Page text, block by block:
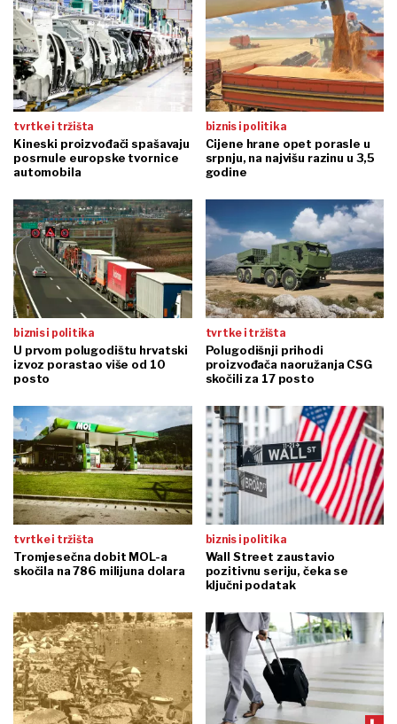
tvrtke i tržišta
Kineski proizvođači spašavaju
posrnule europske tvornice
automobila
biznis i politika
Cijene hrane opet porasle u
srpnju, na najvišu razinu u 3,5
godine
biznis i politika
U prvom polugodištu hrvatski
izvoz porastao više od 10
posto
tvrtke i tržišta
Polugodišnji prihodi
proizvođača naoružanja CSG
skočili za 17 posto
tvrtke i tržišta
Tromjesečna dobit MOL-a
skočila na 786 milijuna dolara
biznis i politika
Wall Street zaustavio
pozitivnu seriju, čeka se
ključni podatak